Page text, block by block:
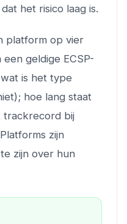
het risico laag is.
platform op vier
geldige ECSP-
is het type
hoe lang staat
trackrecord bij
zijn
zijn over hun